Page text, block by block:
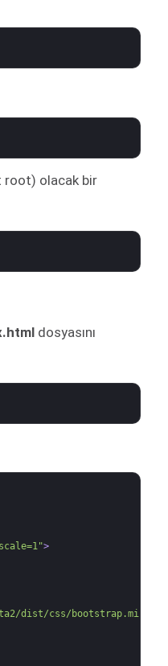
root) olacak bir
dosyasını
>
dist/css/bootstrap.min.css"